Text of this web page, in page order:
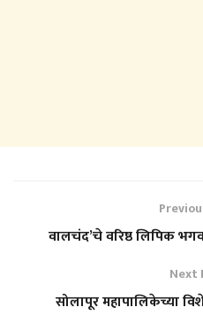
वालचंद’चे वरिष्ठ लिपिक
Next
सोलापूर महापालिकेच्या